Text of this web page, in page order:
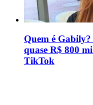
Quem é
quase R$ 800
TikTok